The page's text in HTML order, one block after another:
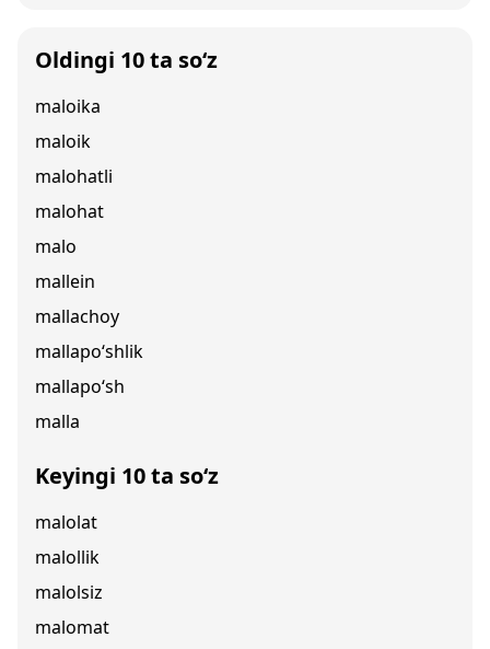
Oldingi 10 ta so‘z
maloika
maloik
malohatli
malohat
malo
mallein
mallachoy
mallapo‘shlik
mallapo‘sh
malla
Keyingi 10 ta so‘z
malolat
malollik
malolsiz
malomat